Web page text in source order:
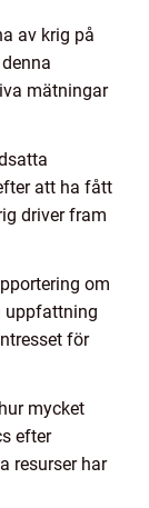
av krig på
mätningar
att ha fått
driver fram
om
uppfattning
för
mycket
efter
resurser har